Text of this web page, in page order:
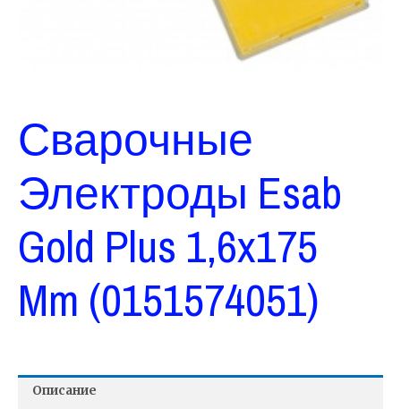
Сварочные
Электроды Esab
Gold Plus 1,6x175
Mm (0151574051)
Описание